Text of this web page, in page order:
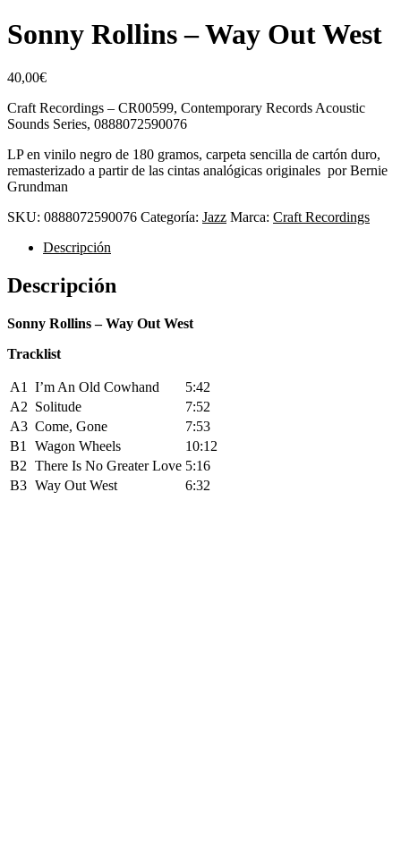
Sonny Rollins – Way Out West
40,00€
Craft Recordings – CR00599, Contemporary Records Acoustic
Sounds Series, 0888072590076
LP en vinilo negro de 180 gramos, carpeta sencilla de cartón duro,
remasterizado a partir de las cintas analógicas originales por Bernie
Grundman
SKU: 0888072590076 Categoría: Jazz Marca: Craft Recordings
Descripción
Descripción
Sonny Rollins – Way Out West
Tracklist
A1 I’m An Old Cowhand
5:42
A2 Solitude
7:52
A3 Come, Gone
7:53
B1
Wagon Wheels
10:12
B2 There Is No Greater Love 5:16
B3 Way Out West 6:32